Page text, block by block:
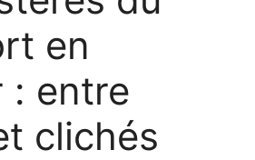
en
: entre
clichés